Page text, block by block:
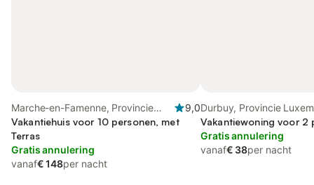
Marche-en-Famenne, Provincie
Luxemburg
9,0
Vakantiehuis voor 10 personen, met
Terras
Gratis annulering
vanaf€ 148per nacht
Durbuy, Provincie
Vakantiewoning voor 2
Gratis annulering
vanaf€ 38per nacht